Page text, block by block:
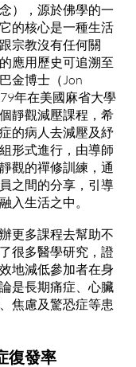
），源於佛學的一
的核心是一種生活
宗教沒有任何關
應用歷史可追溯至
金博士（Jon
年在美國麻省大學
靜觀減壓課程，希
的病人去減壓及紓
形式進行，由導師
觀的禪修訓練，通
之間的分享，引導
入生活之中。
更多課程去幫助不
很多醫學研究，證
地減低參加者在身
是長期痛症、心臟
焦慮及驚恐症等患
復發率